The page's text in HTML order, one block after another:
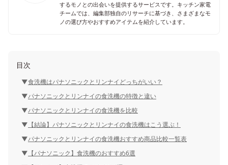
するモノとの出会いを提供するサービスです。キッチン家電
チームでは、編集部独自のリサーチに基づき、さまざまなモ
ノの選び方やおすすめアイテムを紹介しています。
目次
食洗機はパナソニックとリンナイどっちがいい？
パナソニックとリンナイの食洗機の特徴と違い
パナソニックとリンナイの食洗機を比較
【結論】パナソニックとリンナイの食洗機はこう選ぶ！
パナソニックとリンナイの食洗機おすすめ商品比較一覧表
【パナソニック】食洗機のおすすめ6選